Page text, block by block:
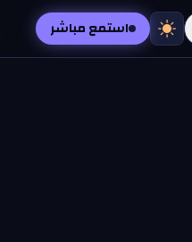
استمع مباشر